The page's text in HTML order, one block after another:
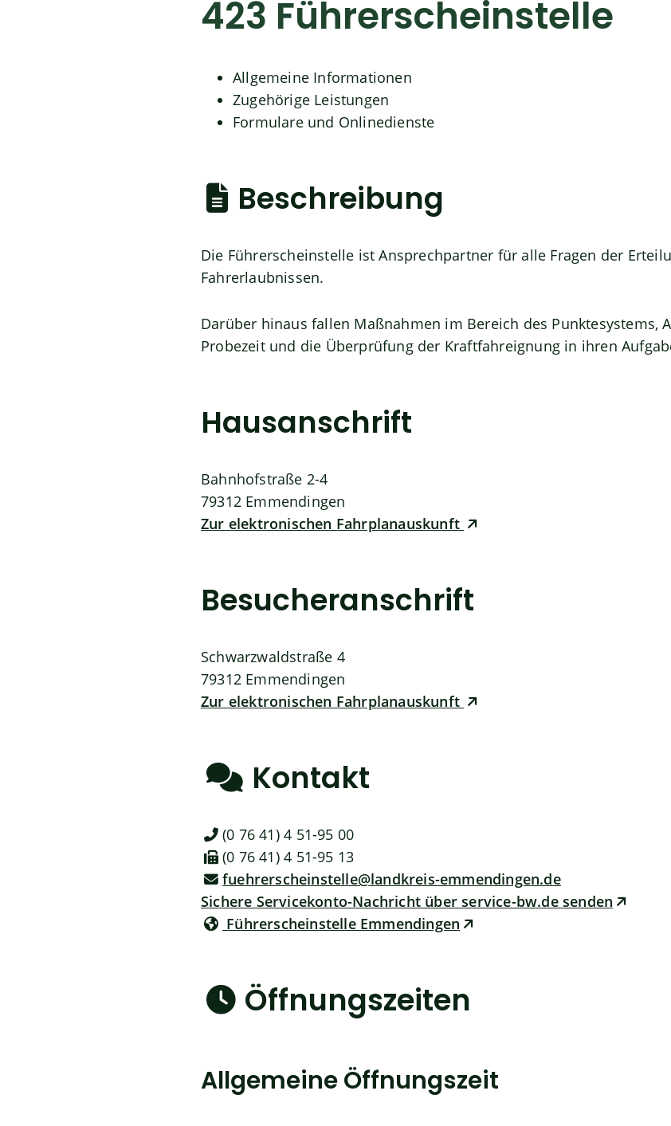
423 Führerscheinstelle
Allgemeine Informationen
Zugehörige Leistungen
Formulare und Onlinedienste
Beschreibung
Die Führerscheinstelle ist Ansprechpartner für alle Fragen der
Fahrerlaubnissen.
Darüber hinaus fallen Maßnahmen im Bereich des Punktesystems,
Probezeit und die Überprüfung der Kraftfahreignung in ihren
Hausanschrift
Bahnhofstraße 2-4
79312 Emmendingen
Zur elektronischen Fahrplanauskunft
Besucheranschrift
Schwarzwaldstraße 4
79312 Emmendingen
Zur elektronischen Fahrplanauskunft
Kontakt
(0 76 41) 4 51-95 00
(0 76 41) 4 51-95 13
fuehrerscheinstelle@landkreis-emmendingen.de
Sichere Servicekonto-Nachricht über service-bw.de senden
Führerscheinstelle Emmendingen
Öffnungszeiten
Allgemeine Öffnungszeit